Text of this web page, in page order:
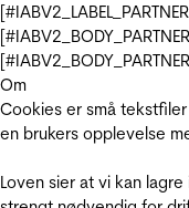
Om
Cookies er små
en brukers opplevelse
Loven sier at vi kan